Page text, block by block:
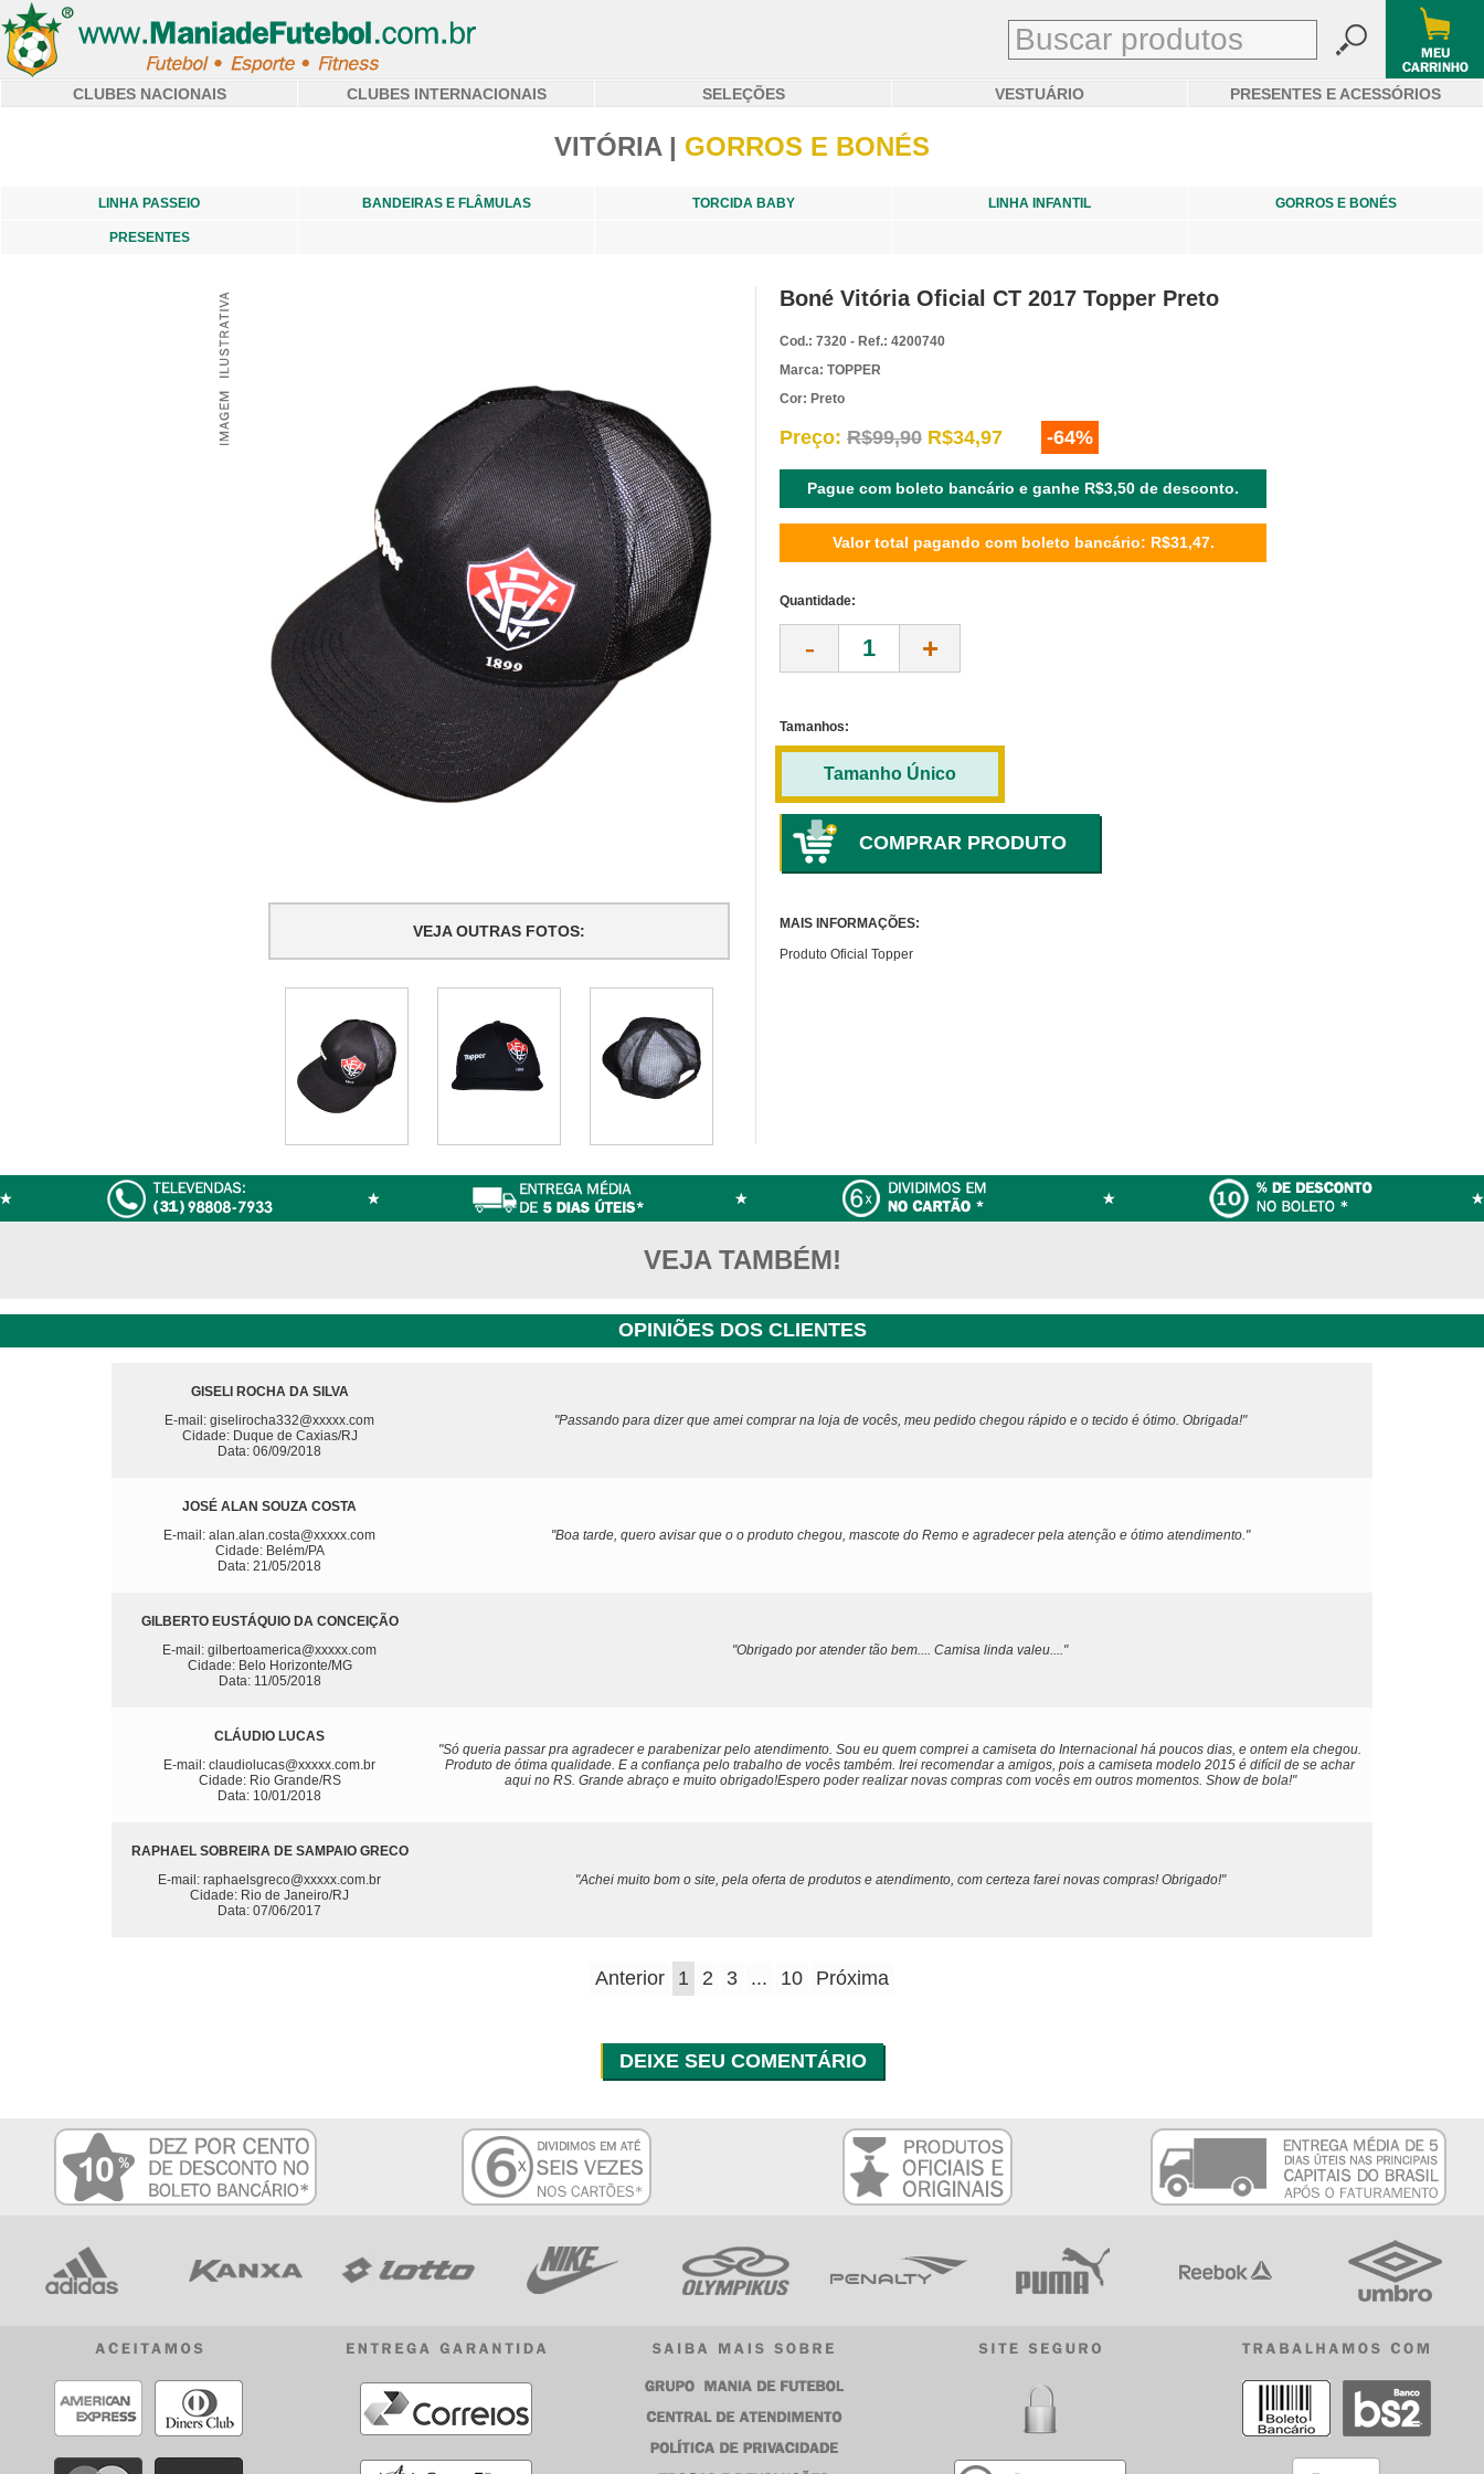
CLUBES NACIONAIS CLUBES INTERNACIONAIS SELEÇÕES VESTUÁRIO PRESENTES E ACESSÓRIOS
VITÓRIA | GORROS E BONÉS
LINHA PASSEIO BANDEIRAS E FLÂMULAS TORCIDA BABY LINHA INFANTIL GORROS E BONÉS
PRESENTES
VEJA OUTRAS FOTOS:
Boné Vitória Oficial CT 2017 Topper Preto
Cod.: 7320 - Ref.: 4200740
Marca: TOPPER
Cor: Preto
Preço: R$99,90 R$34,97 -64%
Pague com boleto bancário e ganhe R$3,50 de desconto.
Valor total pagando com boleto bancário: R$31,47.
Quantidade:
- +
Tamanhos:
Tamanho Único
MAIS INFORMAÇÕES:
Produto Oficial Topper
VEJA TAMBÉM!
OPINIÕES DOS CLIENTES
GISELI ROCHA DA SILVA
E-mail: giselirocha332@xxxxx.com
Cidade: Duque de Caxias/RJ
Data: 06/09/2018
"Passando para dizer que amei comprar na loja de vocês, meu pedido chegou rápido e o tecido é ótimo. Obrigada!"
JOSÉ ALAN SOUZA COSTA
E-mail: alan.alan.costa@xxxxx.com
Cidade: Belém/PA
Data: 21/05/2018
"Boa tarde, quero avisar que o o produto chegou, mascote do Remo e agradecer pela atenção e ótimo atendimento."
GILBERTO EUSTÁQUIO DA CONCEIÇÃO
E-mail: gilbertoamerica@xxxxx.com
Cidade: Belo Horizonte/MG
Data: 11/05/2018
"Obrigado por atender tão bem.... Camisa linda valeu...."
CLÁUDIO LUCAS
E-mail: claudiolucas@xxxxx.com.br
Cidade: Rio Grande/RS
Data: 10/01/2018
"Só queria passar pra agradecer e parabenizar pelo atendimento. Sou eu quem comprei a camiseta do Internacional há poucos dias, e ontem ela chegou.
Produto de ótima qualidade. E a confiança pelo trabalho de vocês também. Irei recomendar a amigos, pois a camiseta modelo 2015 é difícil de se achar
aqui no RS. Grande abraço e muito obrigado!Espero poder realizar novas compras com vocês em outros momentos. Show de bola!"
RAPHAEL SOBREIRA DE SAMPAIO GRECO
E-mail: raphaelsgreco@xxxxx.com.br
Cidade: Rio de Janeiro/RJ
Data: 07/06/2017
"Achei muito bom o site, pela oferta de produtos e atendimento, com certeza farei novas compras! Obrigado!"
Anterior 1 2 3 ... 10 Próxima
DEIXE SEU COMENTÁRIO